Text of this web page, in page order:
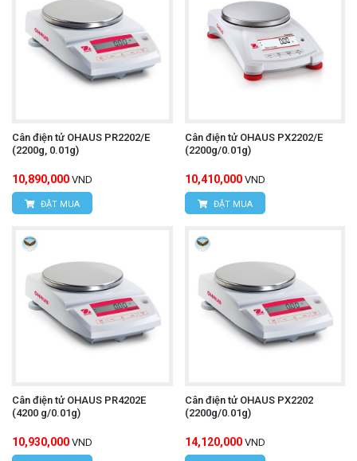
Cân điện tử OHAUS PR2202/E
(2200g, 0.01g)
10,890,000 VND
ĐẶT MUA
Cân điện tử OHAUS PX2202/E
(2200g/0.01g)
10,410,000 VND
ĐẶT MUA
Cân điện tử OHAUS PR4202E
(4200 g/0.01g)
10,930,000 VND
Cân điện tử OHAUS PX2202
(2200g/0.01g)
14,120,000 VND